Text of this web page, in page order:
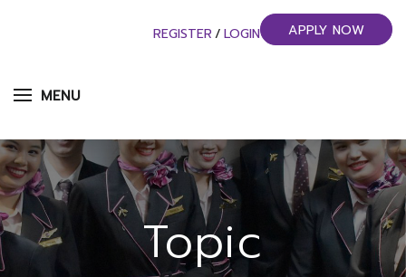
MENU
REGISTER / LOGIN APPLY NOW
Topic